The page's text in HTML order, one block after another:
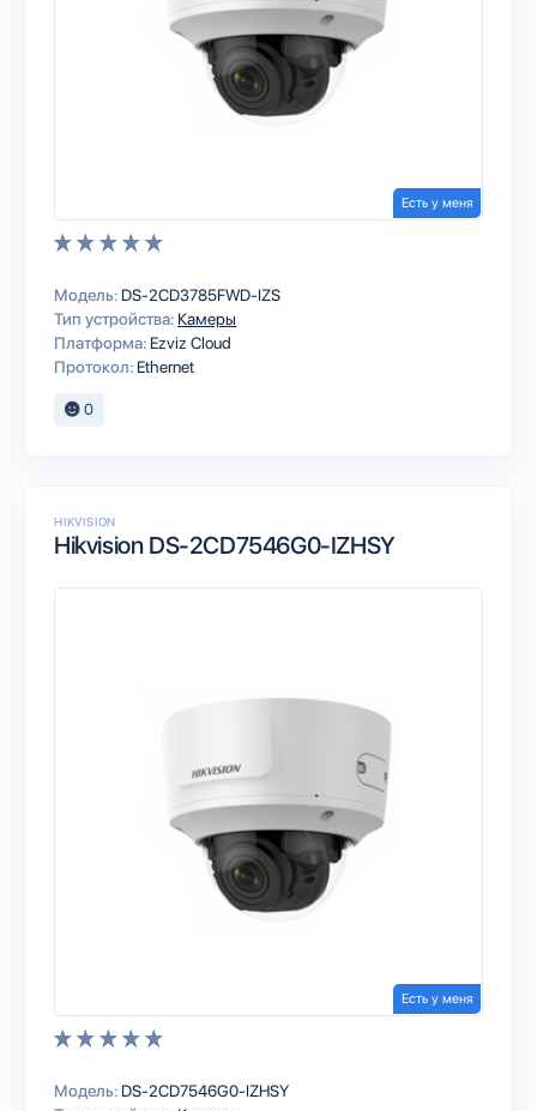
Есть у меня
Модель: DS-2CD3785FWD-IZS
Тип устройства: Камеры
Платформа: Ezviz Cloud
Протокол: Ethernet
0
HIKVISION
Hikvision DS-2CD7546G0-IZHSY
Есть у меня
Модель: DS-2CD7546G0-IZHSY